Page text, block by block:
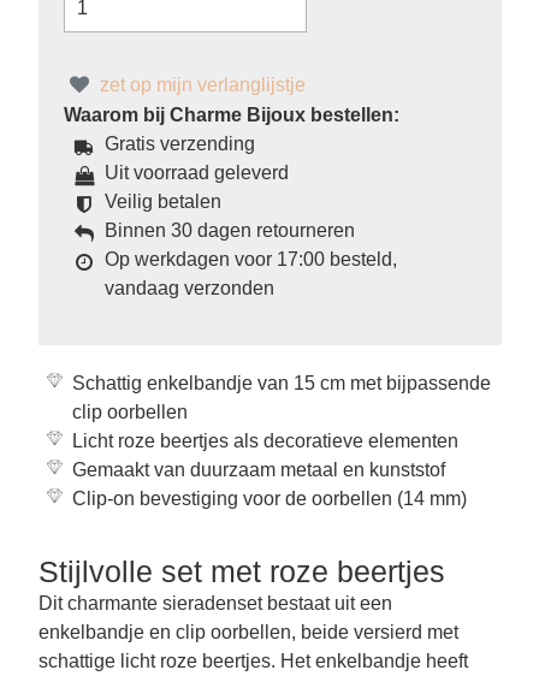
zet op mijn verlanglijstje
Waarom bij Charme Bijoux bestellen:
Gratis verzending
Uit voorraad geleverd
Veilig betalen
Binnen 30 dagen retourneren
Op werkdagen voor 17:00 besteld,
vandaag verzonden
Schattig enkelbandje van 15 cm met bijpassende
clip oorbellen
Licht roze beertjes als decoratieve elementen
Gemaakt van duurzaam metaal en kunststof
Clip-on bevestiging voor de oorbellen (14 mm)
Stijlvolle set met roze beertjes
Dit charmante sieradenset bestaat uit een
enkelbandje en clip oorbellen, beide versierd met
schattige licht roze beertjes. Het enkelbandje heeft